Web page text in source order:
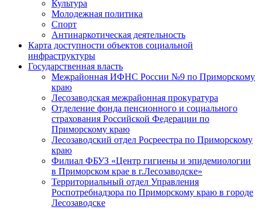
Культура
Молодежная политика
Спорт
Антинаркотическая деятельность
Карта доступности объектов социальной
инфраструктуры
Государственная власть
Межрайонная ИФНС России №9 по Приморскому
краю
Лесозаводская межрайонная прокуратура
Отделение фонда пенсионного и социального
страхования Российской Федерации по
Приморскому краю
Лесозаводский отдел Росреестра по Приморскому
краю
Филиал ФБУЗ «Центр гигиены и эпидемиологии
в Приморском крае в г.Лесозаводске»
Территориальный отдел Управления
Роспотребнадзора по Приморскому краю в городе
Лесозаводске